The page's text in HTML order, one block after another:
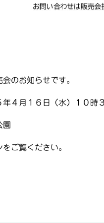
のお知らせです。
年４月１６日（水）１０時
園
ご覧ください。